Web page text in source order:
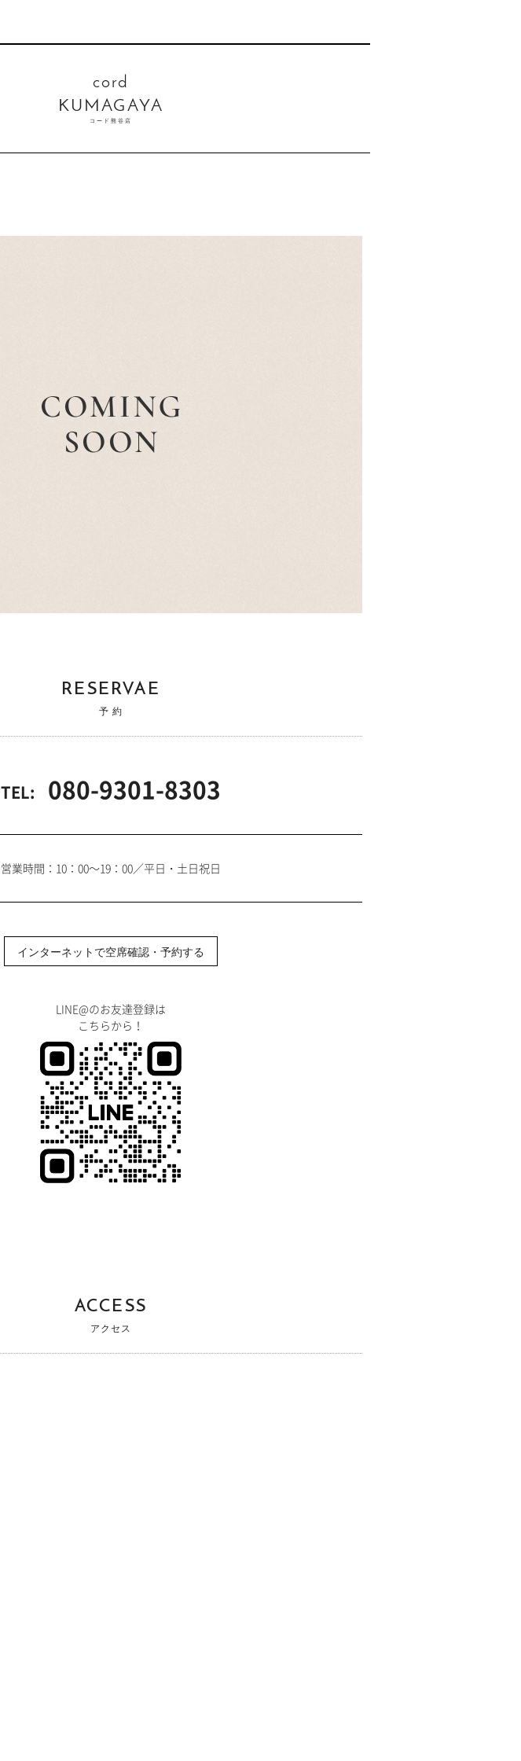
cord
KUMAGAYA
RESERVAE
予 約
TEL: 080-9301-8303
営業時間：10：00～19：00／平日・土日祝日
インターネットで空席確認・予約する
LINE@のお友達登録は
こちらから！
ACCESS
アクセス